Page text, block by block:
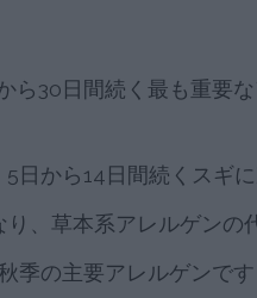
ら30日間続く最も重要
日から14日間続くスギ
、草本系アレルゲンの
季の主要アレルゲンです